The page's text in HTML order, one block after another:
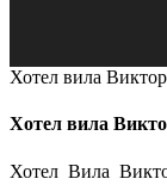
Хотел вила
Хотел вила
Хотел Вила